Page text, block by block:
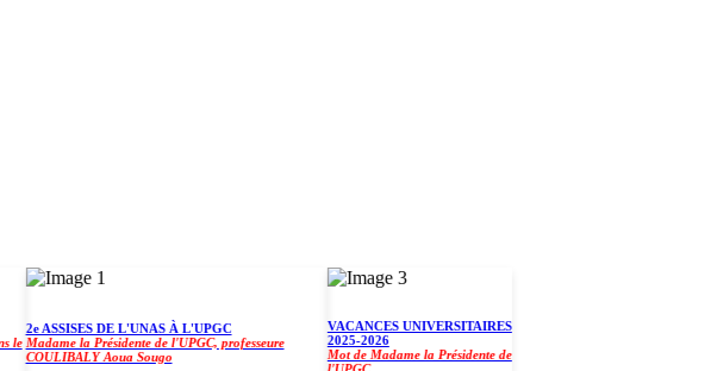
2e ASSISES DE L'UNAS À L'UPGC
Madame la Présidente de l'UPGC, professeure
COULIBALY Aoua Sougo
VACANCES UNIVERSITAIRES
2025-2026
Mot de Madame la Présidente de